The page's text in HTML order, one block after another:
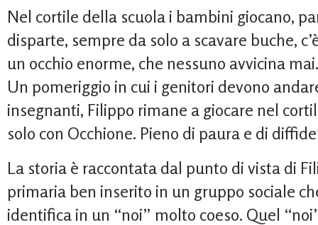
Nel cortile della scuola i bambini giocano,
disparte, sempre da solo a scavare buche,
un occhio enorme, che nessuno avvicina
Un pomeriggio in cui i genitori devono
insegnanti, Filippo rimane a giocare nel
solo con Occhione. Pieno di paura e di
La storia è raccontata dal punto di vista di
primaria ben inserito in un gruppo sociale
identifica in un “noi” molto coeso. Quel